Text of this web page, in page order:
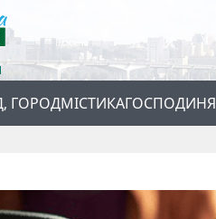
ГОРОДМІСТИКАГОСПОДИНЯ